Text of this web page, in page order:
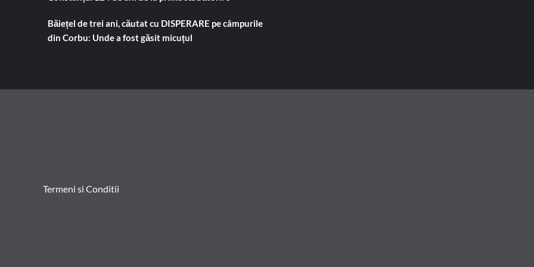
Băiețel de trei ani, căutat cu DISPERARE pe câmpurile
din Corbu: Unde a fost găsit micuțul
Termeni si Conditii